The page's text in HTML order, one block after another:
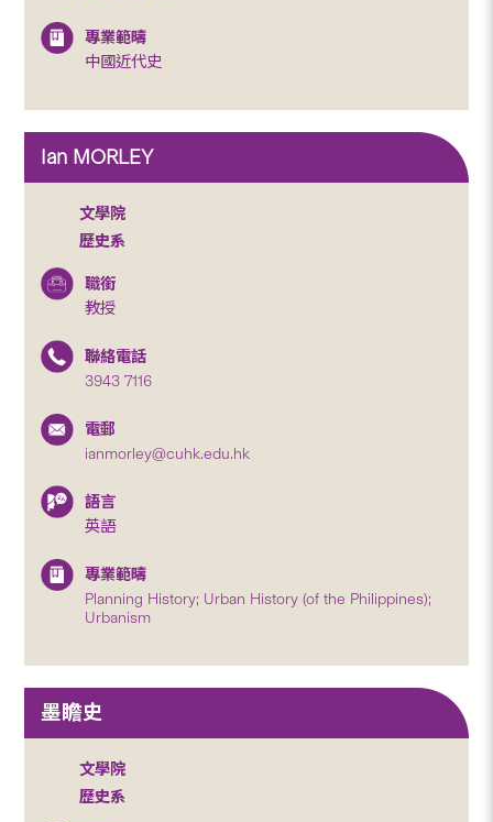
專業範疇
中國近代史
Ian MORLEY
文學院
歷史系
職銜
教授
聯絡電話
3943 7116
電郵
ianmorley@cuhk.edu.hk
語言
英語
專業範疇
Planning History; Urban History (of the Philippines);
Urbanism
墨瞻史
文學院
歷史系